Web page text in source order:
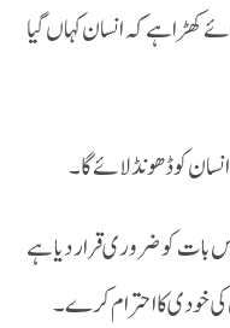
کھڑا ہے کہ انسان کہاں گیا
کو ڈھونڈ لائے گا۔
بات کو ضروری قرار دیا ہے
کی خودی کا احترام کرے۔